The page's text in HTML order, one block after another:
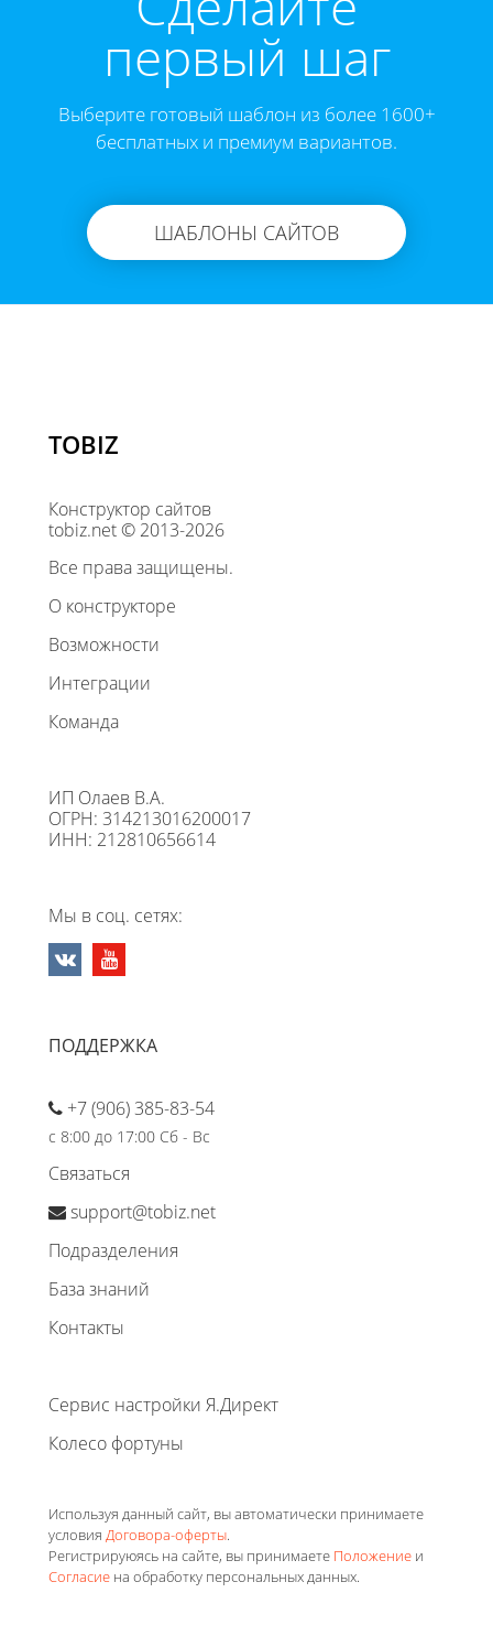
первый шаг
Выберите готовый шаблон из более 1600+
бесплатных и премиум вариантов.
ШАБЛОНЫ САЙТОВ
TOBIZ
Конструктор сайтов
tobiz.net © 2013-2026
Все права защищены.
О конструкторе
Возможности
Интеграции
Команда
ИП Олаев В.А.
ОГРН: 314213016200017
ИНН: 212810656614
Мы в соц. сетях:
ПОДДЕРЖКА
+7 (906) 385-83-54
с 8:00 до 17:00 Сб - Вс
Связаться
support@tobiz.net
Подразделения
База знаний
Контакты
Сервис настройки Я.Директ
Колесо фортуны
Используя данный сайт, вы автоматически принимаете
условия Договора-оферты.
Регистрируюясь на сайте, вы принимаете Положение и
Согласие на обработку персональных данных.